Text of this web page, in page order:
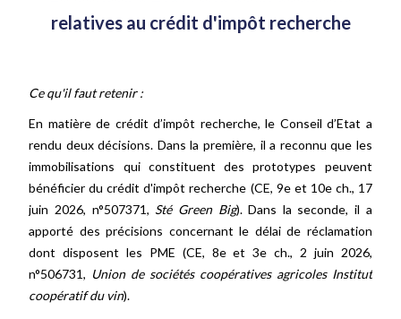
relatives au crédit d'impôt recherche
Ce qu'il faut retenir :
En matière de crédit d’impôt recherche, le Conseil d’Etat a
rendu deux décisions. Dans la première, il a reconnu que les
immobilisations qui constituent des prototypes peuvent
bénéficier du crédit d'impôt recherche (CE, 9e et 10e ch., 17
juin 2026, n°507371, Sté Green Big). Dans la seconde, il a
apporté des précisions concernant le délai de réclamation
dont disposent les PME (CE, 8e et 3e ch., 2 juin 2026,
n°506731, Union de sociétés coopératives agricoles Institut
coopératif du vin).